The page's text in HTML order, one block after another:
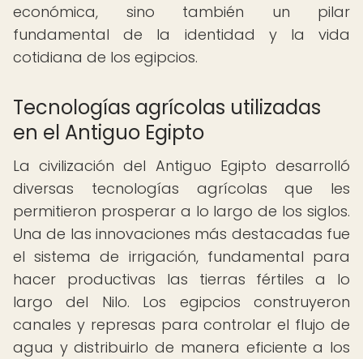
económica, sino también un pilar
fundamental de la identidad y la vida
cotidiana de los egipcios.
Tecnologías agrícolas utilizadas
en el Antiguo Egipto
La civilización del Antiguo Egipto desarrolló
diversas tecnologías agrícolas que les
permitieron prosperar a lo largo de los siglos.
Una de las innovaciones más destacadas fue
el sistema de irrigación, fundamental para
hacer productivas las tierras fértiles a lo
largo del Nilo. Los egipcios construyeron
canales y represas para controlar el flujo de
agua y distribuirlo de manera eficiente a los